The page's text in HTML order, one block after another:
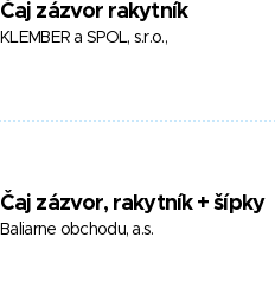
Čaj zázvor rakytník
KLEMBER a SPOL, s.r.o.,
Čaj zázvor, rakytník + šípky
Baliarne obchodu, a.s.